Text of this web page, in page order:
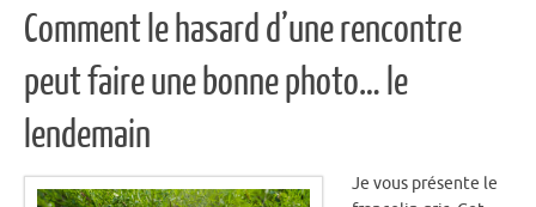
Comment le hasard d’une rencontre
peut faire une bonne photo… le
lendemain
Je vous présente le